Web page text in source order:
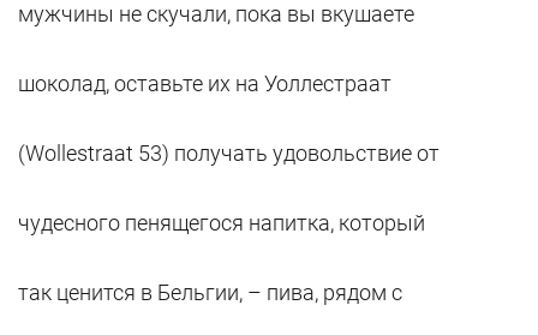
мужчины не скучали, пока вы вкушаете
шоколад, оставьте их на Уоллестраат
(Wollestraat 53) получать удовольствие от
чудесного пенящегося напитка, который
так ценится в Бельгии, – пива, рядом с